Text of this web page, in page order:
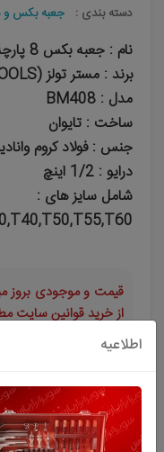
دسته بندی : جعبه بکس
نام : جعبه بکس 8 پارچه آلن بکسی ستاره ای
برند : مستر تولز (MASTER TOOLS)
مدل : BM408
ساخت : تایوان
جنس : فولاد کروم
درایو : 1/2 اینچ
شامل سایز های :
قیمت و موجودی بروز
از خرید قوانین سایت
اطلاعیه